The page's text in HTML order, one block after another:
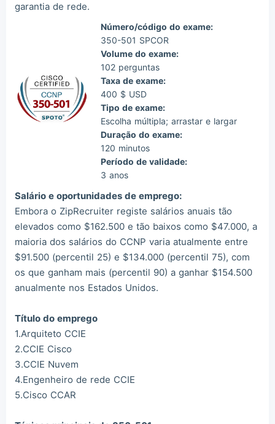
garantia de rede.
Número/código do exame:
350-501 SPCOR
Volume do exame:
102 perguntas
Taxa de exame:
400 $ USD
Tipo de exame:
Escolha múltipla; arrastar e largar
Duração do exame:
120 minutos
Período de validade:
3 anos
Salário e oportunidades de emprego:
Embora o ZipRecruiter registe salários anuais tão
elevados como $162.500 e tão baixos como $47.000, a
maioria dos salários do CCNP varia atualmente entre
$91.500 (percentil 25) e $134.000 (percentil 75), com
os que ganham mais (percentil 90) a ganhar $154.500
anualmente nos Estados Unidos.
Título do emprego
1.Arquiteto CCIE
2.CCIE Cisco
3.CCIE Nuvem
4.Engenheiro de rede CCIE
5.Cisco CCAR